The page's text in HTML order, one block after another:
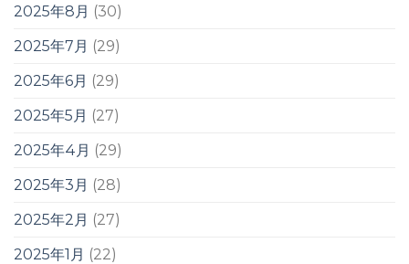
2025年8月 (30)
2025年7月 (29)
2025年6月 (29)
2025年5月 (27)
2025年4月 (29)
2025年3月 (28)
2025年2月 (27)
2025年1月 (22)